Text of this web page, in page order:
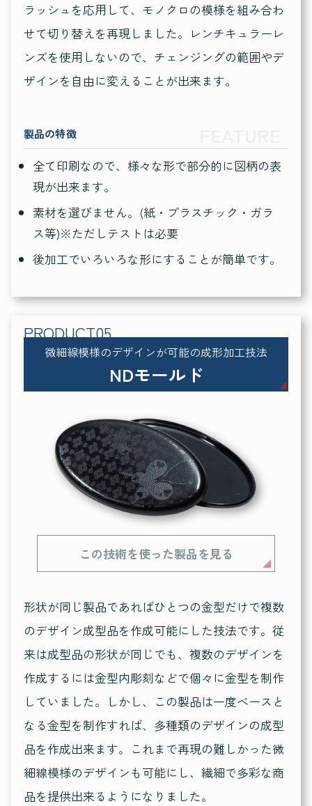
ラッシュを応用して、モノクロの模様を組み合わ
せて切り替えを再現しました。レンチキュラーレ
ンズを使用しないので、チェンジングの範囲やデ
ザインを自由に変えることが出来ます。
製品の特徴
全て印刷なので、様々な形で部分的に図柄の表
現が出来ます。
素材を選びません。(紙・プラスチック・ガラ
ス等)※ただしテストは必要
後加工でいろいろな形にすることが簡単です。
微細線模様のデザインが可能の成形加工技法
NDモールド
形状が同じ製品であればひとつの金型だけで複数
のデザイン成型品を作成可能にした技法です。従
来は成型品の形状が同じでも、複数のデザインを
作成するには金型内彫刻などで個々に金型を制作
していました。しかし、この製品は一度ベースと
なる金型を制作すれば、多種類のデザインの成型
品を作成出来ます。これまで再現の難しかった微
細線模様のデザインも可能にし、繊細で多彩な商
品を提供出来るようになりました。
この技術を使った製品を見る